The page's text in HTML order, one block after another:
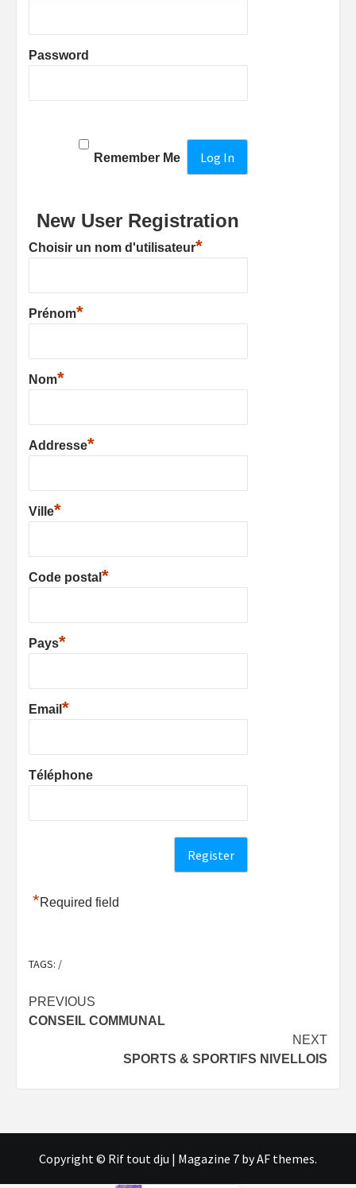
Password
Remember Me
New User Registration
Choisir un nom d'utilisateur*
Prénom*
Nom*
Addresse*
Ville*
Code postal *
Pays*
Email *
Téléphone
*Required field
TAGS: /
Post
navigation
PREVIOUS
CONSEIL COMMUNAL
NEXT
SPORTS & SPORTIFS NIVELLOIS
Copyright © Rif tout dju | Magazine 7 by AF themes.